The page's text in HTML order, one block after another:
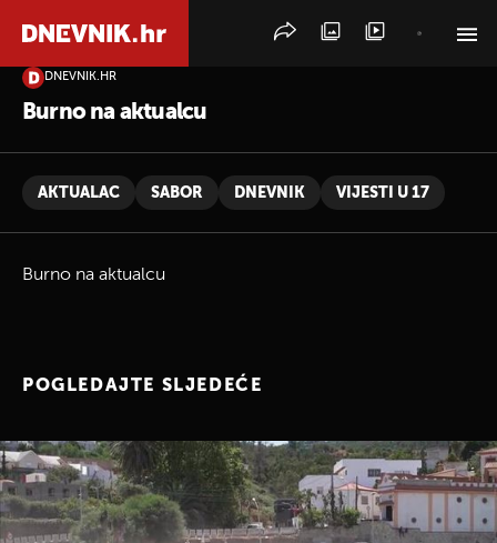
DNEVNIK.HR
Burno na aktualcu
AKTUALAC SABOR DNEVNIK VIJESTI U 17
Burno na aktualcu
POGLEDAJTE SLJEDEĆE
PRETRAŽITE VIJESTI